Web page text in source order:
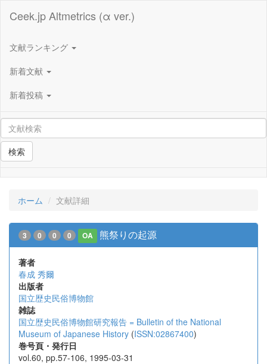
Ceek.jp Altmetrics (α ver.)
文献ランキング
新着文献
新着投稿
検索
ホーム 文献詳細
3 0 0 0 OA 熊祭りの起源
著者
春成 秀爾
出版者
国立歴史民俗博物館
雑誌
国立歴史民俗博物館研究報告 = Bulletin of the National
Museum of Japanese History (ISSN:02867400)
巻号頁・発行日
vol.60, pp.57-106, 1995-03-31